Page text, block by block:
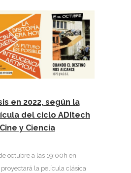
en 2022, según la
del ciclo ADItech
y Ciencia
octubre a las 19:00h en
proyectará la película clásica